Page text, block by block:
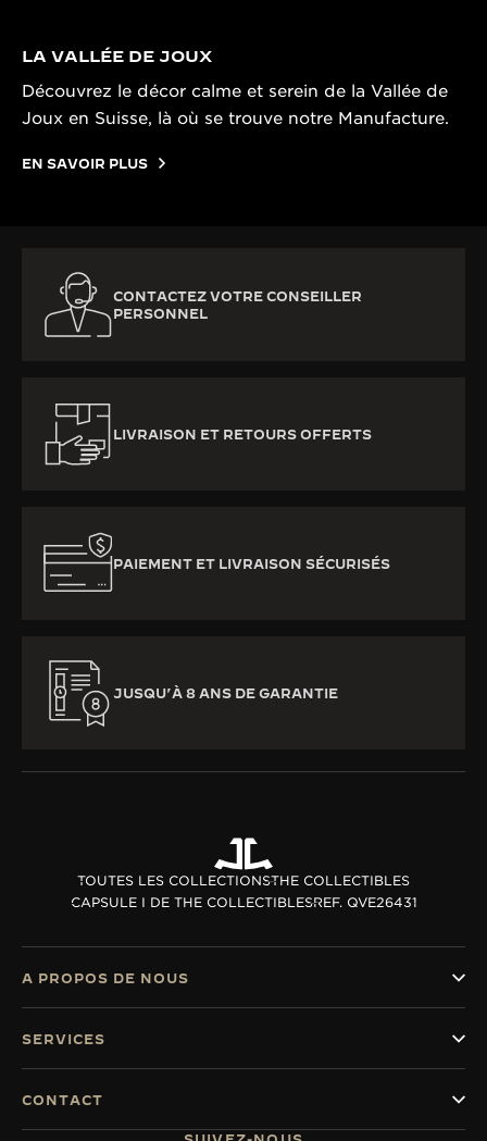
LA VALLÉE DE JOUX
Découvrez le décor calme et serein de la Vallée de
Joux en Suisse, là où se trouve notre Manufacture.
EN SAVOIR PLUS
CONTACTEZ VOTRE CONSEILLER
PERSONNEL
LIVRAISON ET RETOURS OFFERTS
PAIEMENT ET LIVRAISON SÉCURISÉS
JUSQU’À 8 ANS DE GARANTIE
TOUTES LES COLLECTIONSTHE COLLECTIBLES
CAPSULE I DE THE COLLECTIBLESREF. QVE26431
A PROPOS DE NOUS
SERVICES
CONTACT